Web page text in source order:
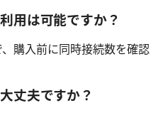
用は可能ですか？
購入前に同時接続数を確認
丈夫ですか？